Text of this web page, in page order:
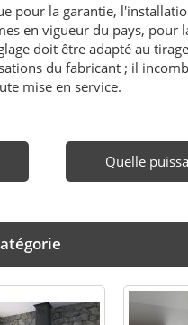
pour la garantie,
en vigueur du pays, pour
doit être adapté au
du fabricant ; il
mise en service.
Quelle